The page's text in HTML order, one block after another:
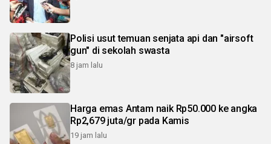
Polisi usut temuan senjata api dan "airsoft
gun" di sekolah swasta
8 jam lalu
Harga emas Antam naik Rp50.000 ke angka
Rp2,679 juta/gr pada Kamis
19 jam lalu